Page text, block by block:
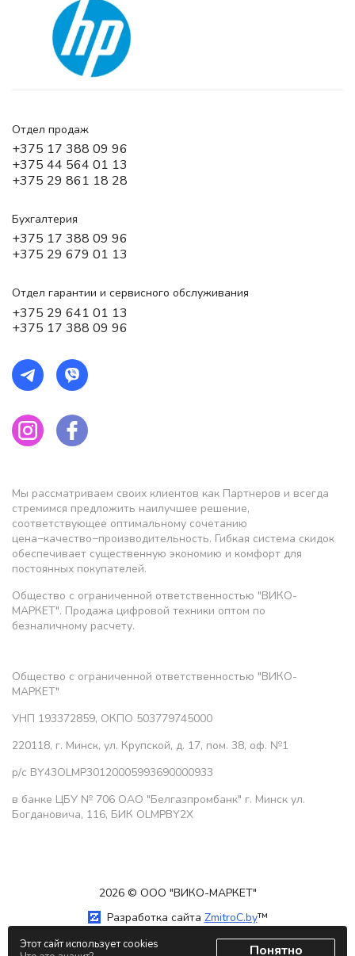
Отдел продаж
+375 17 388 09 96
+375 44 564 01 13
+375 29 861 18 28
Бухгалтерия
+375 17 388 09 96
+375 29 679 01 13
Отдел гарантии и сервисного обслуживания
+375 29 641 01 13
+375 17 388 09 96
Мы рассматриваем своих клиентов как Партнеров и всегда
стремимся предложить наилучшее решение,
соответствующее оптимальному сочетанию
цена−качество−производительность. Гибкая система скидок
обеспечивает существенную экономию и комфорт для
постоянных покупателей.
Общество с ограниченной ответственностью "ВИКО-
МАРКЕТ". Продажа цифровой техники оптом по
безналичному расчету.
Общество с ограниченной ответственностью "ВИКО-
МАРКЕТ"
УНП 193372859, ОКПО 503779745000
220118, г. Минск, ул. Крупской, д. 17, пом. 38, оф. №1
р/с BY43OLMP30120005993690000933
в банке ЦБУ № 706 ОАО "Белгазпромбанк" г. Минск ул.
Богдановича, 116, БИК OLMPBY2X
2026 © ООО "ВИКО-МАРКЕТ"
Разработка сайта ZmitroC.by™
Этот сайт использует cookies
Понятно